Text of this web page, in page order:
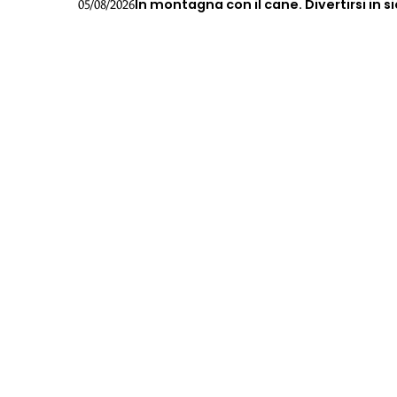
05/08/2026In montagna con il cane. Divertirsi in